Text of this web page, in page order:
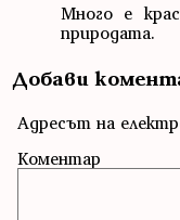
Много е
природата.
Добави
Адресът на
Коментар